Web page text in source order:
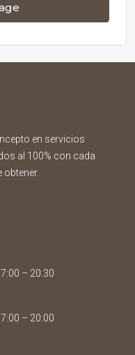
en servicios
al 100% con cada
obtener.
– 20:30
– 20:00